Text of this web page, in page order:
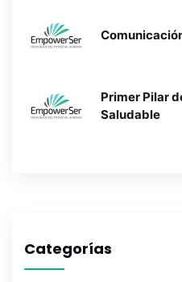
Primer Pilar
Saludable
Categorías